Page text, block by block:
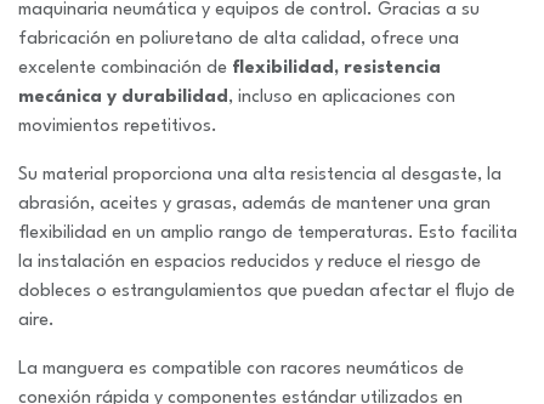
maquinaria neumática y equipos de control. Gracias a su
fabricación en poliuretano de alta calidad, ofrece una
excelente combinación de flexibilidad, resistencia
mecánica y durabilidad, incluso en aplicaciones con
movimientos repetitivos.
Su material proporciona una alta resistencia al desgaste, la
abrasión, aceites y grasas, además de mantener una gran
flexibilidad en un amplio rango de temperaturas. Esto facilita
la instalación en espacios reducidos y reduce el riesgo de
dobleces o estrangulamientos que puedan afectar el flujo de
aire.
La manguera es compatible con racores neumáticos de
conexión rápida y componentes estándar utilizados en